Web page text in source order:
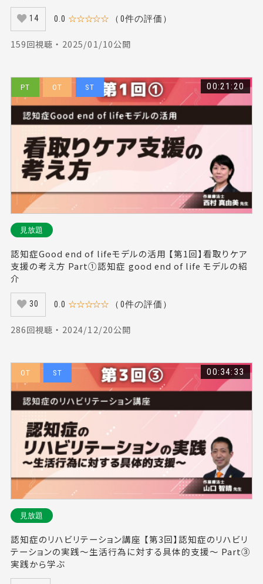
14 0.0 ☆☆☆☆☆ （0件の評価）
159回視聴 ・ 2025/01/10公開
PT OT ST 00:21:20
見放題
認知症Good end of lifeモデルの活用 【第1回】看取りケア
支援の考え方 Part①認知症 good end of life モデルの紹
介
30 0.0 ☆☆☆☆☆ （0件の評価）
286回視聴 ・ 2024/12/20公開
OT ST 00:34:33
見放題
認知症のリハビリテーション講座 【第3回】認知症のリハビリ
テーションの実践～生活行為に対する具体的支援～ Part③
実践から学ぶ